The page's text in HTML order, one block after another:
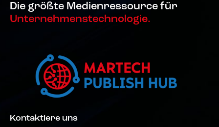
Die größte Medienressource für
Unternehmenstechnologie.
Kontaktiere uns